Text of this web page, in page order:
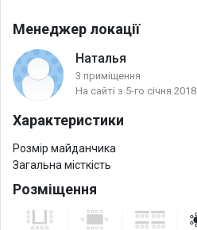
Менеджер локації
Наталья
3 приміщення
На сайті з 5-го січня 2018
Характеристики
Розмір майданчика
Загальна місткість
Розміщення